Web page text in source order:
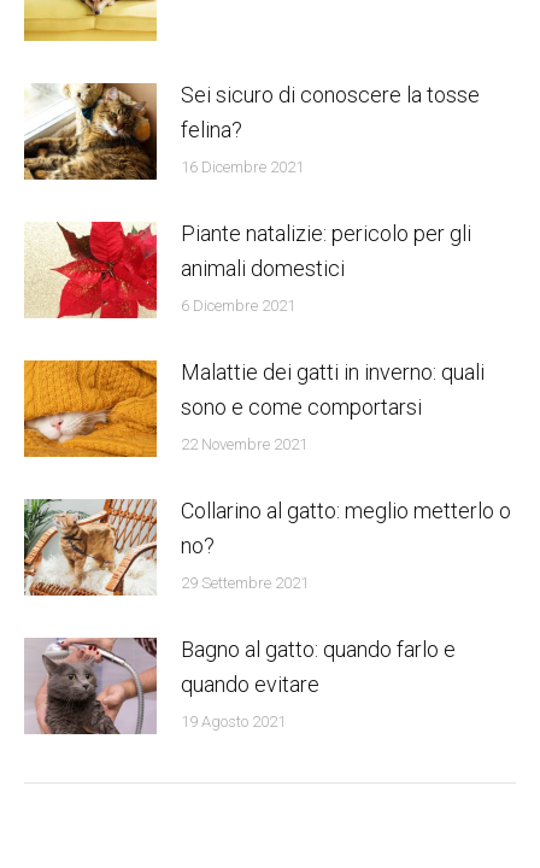
Sei sicuro di conoscere la tosse
felina?
16 Dicembre 2021
Piante natalizie: pericolo per gli
animali domestici
6 Dicembre 2021
Malattie dei gatti in inverno: quali
sono e come comportarsi
22 Novembre 2021
Collarino al gatto: meglio metterlo o
no?
29 Settembre 2021
Bagno al gatto: quando farlo e
quando evitare
19 Agosto 2021